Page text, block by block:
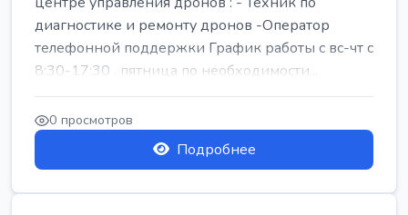
диагностике и ремонту дронов -Оператор
телефонной поддержки График работы с вс-чт с
8:30-17:30 , пятница по необходимости...
0 просмотров
Подробнее